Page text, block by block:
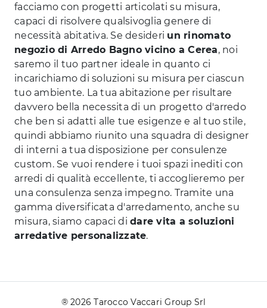
facciamo con progetti articolati su misura,
capaci di risolvere qualsivoglia genere di
necessità abitativa. Se desideri un rinomato
negozio di Arredo Bagno vicino a Cerea, noi
saremo il tuo partner ideale in quanto ci
incarichiamo di soluzioni su misura per ciascun
tuo ambiente. La tua abitazione per risultare
davvero bella necessita di un progetto d'arredo
che ben si adatti alle tue esigenze e al tuo stile,
quindi abbiamo riunito una squadra di designer
di interni a tua disposizione per consulenze
custom. Se vuoi rendere i tuoi spazi inediti con
arredi di qualità eccellente, ti accoglieremo per
una consulenza senza impegno. Tramite una
gamma diversificata d'arredamento, anche su
misura, siamo capaci di dare vita a soluzioni
arredative personalizzate.
® 2026 Tarocco Vaccari Group Srl